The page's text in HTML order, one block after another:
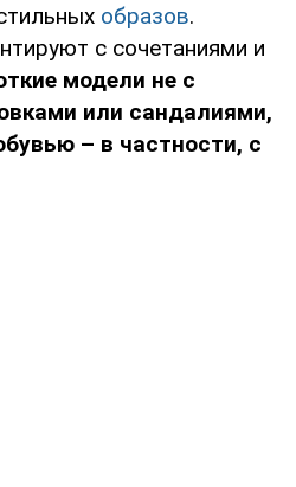
образов.
с сочетаниями и
модели не с
или сандалиями,
– в частности, с